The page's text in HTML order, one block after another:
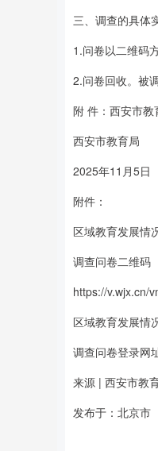
三、调查的具体
1.问卷以二维码
2.问卷回收。被
附 件：西安市教
西安市教育局
2025年11月5日
附件：
区域教育发展情
调查问卷二维码
https://v.wjx.cn/
区域教育发展情
调查问卷登录网
来源 | 西安市教
发布于：北京市